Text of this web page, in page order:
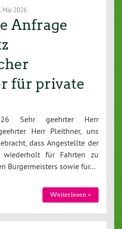
Mai 2026
Anfrage
für private
Sehr geehrter Herr
Herr Pleithner, uns
dass Angestellte der
wiederholt für Fahrten zu
Bürgermeisters sowie für…
Weiterlesen »